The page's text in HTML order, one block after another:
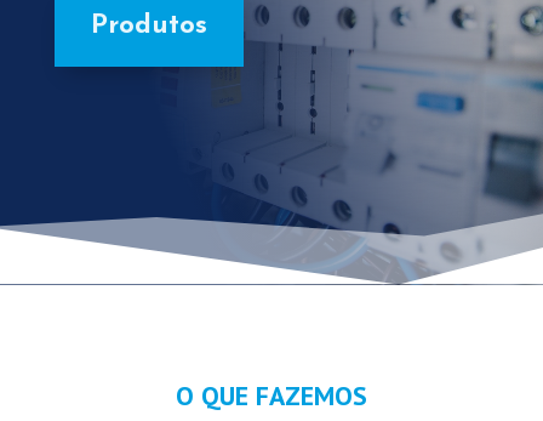
Produtos
O QUE FAZEMOS